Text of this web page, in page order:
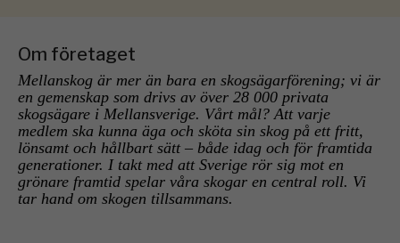
Om företaget
Mellanskog är mer än bara en skogsägarförening; vi är
en gemenskap som drivs av över 28 000 privata
skogsägare i Mellansverige. Vårt mål? Att varje
medlem ska kunna äga och sköta sin skog på ett fritt,
lönsamt och hållbart sätt – både idag och för framtida
generationer. I takt med att Sverige rör sig mot en
grönare framtid spelar våra skogar en central roll. Vi
tar hand om skogen tillsammans.